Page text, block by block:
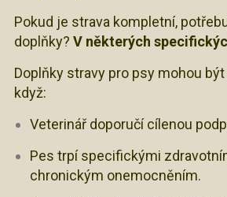
Pokud je strava kompletní,
doplňky? V některých
Doplňky stravy pro psy mohou
když:
Veterinář doporučí cílenou
Pes trpí specifickými
chronickým onemocněním.